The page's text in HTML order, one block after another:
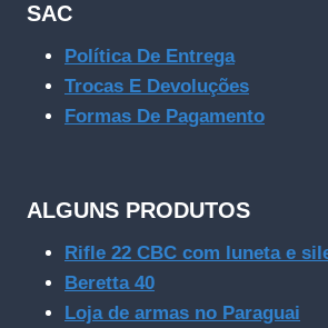
SAC
Política De Entrega
Trocas E Devoluções
Formas De Pagamento
ALGUNS PRODUTOS
Rifle 22 CBC com luneta e
Beretta 40
Loja de armas no Paraguai